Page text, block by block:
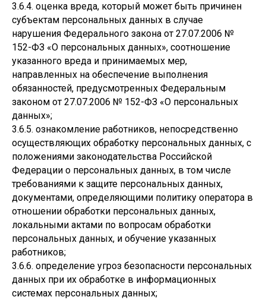
3.6.4. оценка вреда, который может быть причинен
субъектам персональных данных в случае
нарушения Федерального закона от 27.07.2006 №
152-ФЗ «О персональных данных», соотношение
указанного вреда и принимаемых мер,
направленных на обеспечение выполнения
обязанностей, предусмотренных Федеральным
законом от 27.07.2006 № 152-ФЗ «О персональных
данных»;
3.6.5. ознакомление работников, непосредственно
осуществляющих обработку персональных данных, с
положениями законодательства Российской
Федерации о персональных данных, в том числе
требованиями к защите персональных данных,
документами, определяющими политику оператора в
отношении обработки персональных данных,
локальными актами по вопросам обработки
персональных данных, и обучение указанных
работников;
3.6.6. определение угроз безопасности персональных
данных при их обработке в информационных
системах персональных данных;